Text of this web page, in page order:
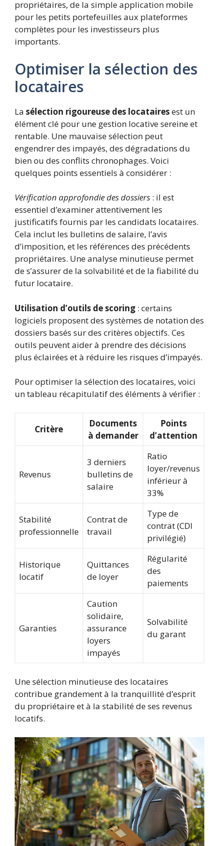
propriétaires, de la simple application mobile
pour les petits portefeuilles aux plateformes
complètes pour les investisseurs plus
importants.
Optimiser la sélection des
locataires
La sélection rigoureuse des locatairesest un
élément clé pour une gestion locative sereine et
rentable. Une mauvaise sélection peut
engendrer des impayés, des dégradations du
bien ou des conflits chronophages. Voici
quelques points essentiels à considérer :
Vérification approfondie des dossiers : il est
essentiel d’examiner attentivement les
justificatifs fournis par les candidats locataires.
Cela inclut les bulletins de salaire, l’avis
d’imposition, et les références des précédents
propriétaires. Une analyse minutieuse permet
de s’assurer de la solvabilité et de la fiabilité du
futur locataire.
Utilisation d’outils de scoring : certains
logiciels proposent des systèmes de notation des
dossiers basés sur des critères objectifs. Ces
outils peuvent aider à prendre des décisions
plus éclairées et à réduire les risques d’impayés.
Pour optimiser la sélection des locataires, voici
un tableau récapitulatif des éléments à vérifier :
Critère
Documents
à demander
Points
d’attention
Revenus
3 derniers
bulletins de
salaire
Ratio
loyer/revenus
inférieur à
33%
Stabilité
professionnelle
Contrat de
travail
Type de
contrat (CDI
privilégié)
Historique
locatif
Quittances
de loyer
Régularité
des
paiements
Garanties
Caution
solidaire,
assurance
loyers
impayés
Solvabilité
du garant
Une sélection minutieuse des locataires
contribue grandement à la tranquillité d’esprit
du propriétaire et à la stabilité de ses revenus
locatifs.